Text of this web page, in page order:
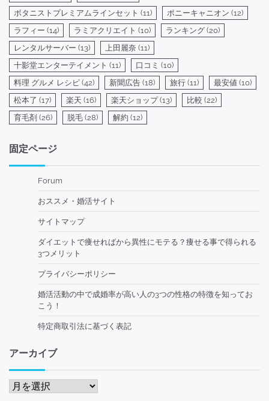
ボタニストプレミアムラインセット (11) ポニーキャニオン (12)
ラフィー (14) ラミアクリエイト (10) ランキング (20)
レンタルサーバー (13) 上田麗奈 (11)
十影堂エンターテイメント (11) 口コミ (10)
料理 グルメ レシピ (42) 新聞広告 (18) 旅行 (11) 最安値 (10)
松本了 (17) 楽天 (16) 楽天ショップ(13) 比較 (22)
育毛剤 (26) 脱毛 (28) 解約 (12)
固定ページ
Forum
おススメ・婚活サイト
サイトマップ
ダイエットで痩せればから異性にモテる？痩せる事で得られる
3つメリット
プライバシーポリシー
婚活活動の中で成婚率が高い人の3つの性格の特徴を知ってお
こう！
特定商取引法に基づく表記
アーカイブ
ア